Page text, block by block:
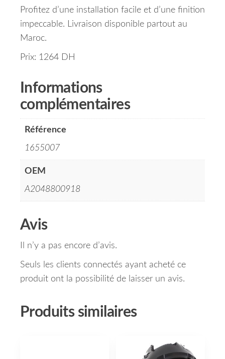
Profitez d’une installation facile et d’une finition
impeccable. Livraison disponible partout au
Maroc.
Prix: 1264 DH
Informations
complémentaires
Référence
1655007
OEM
A2048800918
Avis
Il n’y a pas encore d’avis.
Seuls les clients connectés ayant acheté ce
produit ont la possibilité de laisser un avis.
Produits similaires